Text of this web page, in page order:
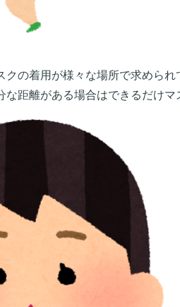
の着用が様々な場所で求められ
な距離がある場合はできるだけマ